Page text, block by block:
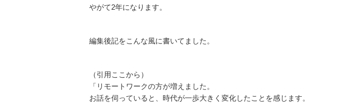
やがて2年になります。
編集後記をこんな風に書いてました。
（引用ここから）
「リモートワークの方が増えました。
お話を伺っていると、時代が一歩大きく変化したことを感じます。